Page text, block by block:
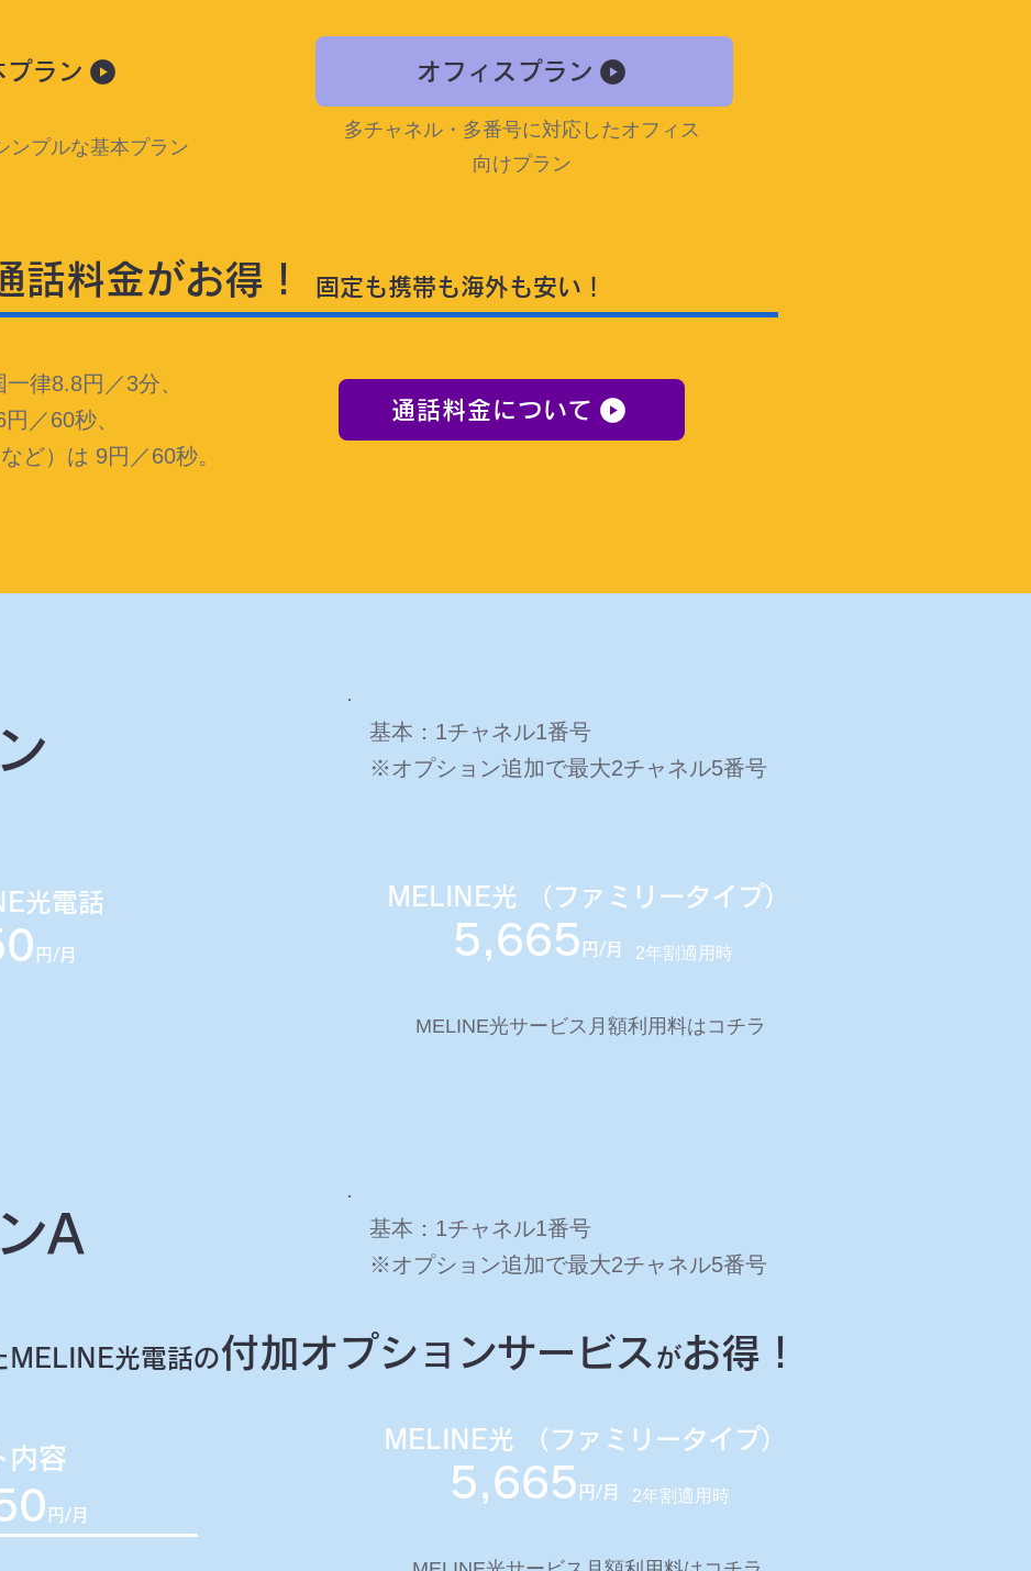
プラン
ンプルな基本プラン
オフィスプラン
多チャネル・多番号に対応したオフィス
向けプラン
話料金がお得！ 固定も携帯も海外も安い！
律8.8円／3分、
／60秒、
ど）は 9円／60秒。
通話料金について
基本：1チャネル1番号
※オプション追加で最大2チャネル5番号
光電話
円/月
MELINE光 （ファミリータイプ）
5,665 円/月 2年割適用時
MELINE光サービス月額利用料はコチラ
A
基本：1チャネル1番号
※オプション追加で最大2チャネル5番号
MELINE光電話の付加オプションサービス がお得！
内容
円/月
MELINE光 （ファミリータイプ）
5,665 円/月 2年割適用時